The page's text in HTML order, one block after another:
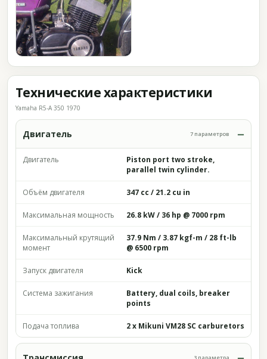
Технические характеристики
Yamaha R5-A 350 1970
Двигатель 7 параметров
Двигатель
Piston port two stroke,
parallel twin cylinder.
Объём двигателя 347 cc / 21.2 cu in
Максимальная мощность 26.8 kW / 36 hp @ 7000 rpm
Максимальный крутящий
момент
37.9 Nm / 3.87 kgf-m / 28 ft-lb
@ 6500 rpm
Запуск двигателя Kick
Система зажигания
Battery, dual coils, breaker
points
Подача топлива 2 x Mikuni VM28 SC carburetors